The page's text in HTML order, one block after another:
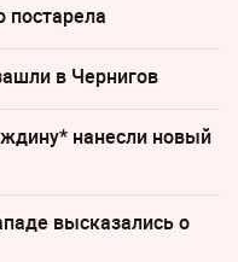
постарела
в Чернигов
нанесли новый
высказались о